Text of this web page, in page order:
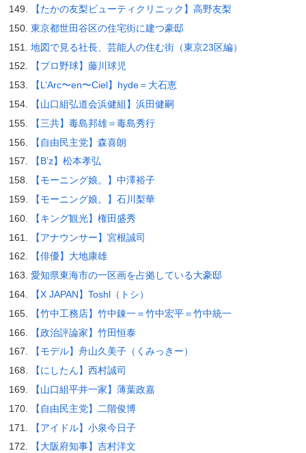
【たかの友梨ビューティクリニック】高野友梨
東京都世田谷区の住宅街に建つ豪邸
地図で見る社長、芸能人の住む街（東京23区編）
【プロ野球】藤川球児
【L’Arc〜en〜Ciel】hyde＝大石恵
【山口組弘道会浜健組】浜田健嗣
【三共】毒島邦雄＝毒島秀行
【自由民主党】森喜朗
【B’z】松本孝弘
【モーニング娘。】中澤裕子
【モーニング娘。】石川梨華
【キング観光】権田盛秀
【アナウンサー】宮根誠司
【俳優】大地康雄
愛知県東海市の一区画を占拠している大豪邸
【X JAPAN】Toshl（トシ）
【竹中工務店】竹中錬一＝竹中宏平＝竹中統一
【政治評論家】竹田恒泰
【モデル】舟山久美子（くみっきー）
【にしたん】西村誠司
【山口組平井一家】薄葉政嘉
【自由民主党】二階俊博
【アイドル】小泉今日子
【大阪府知事】吉村洋文